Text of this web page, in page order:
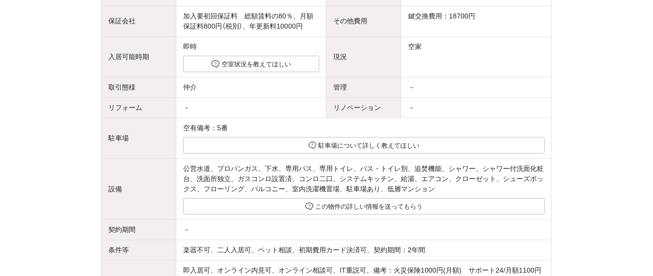
保証会社
加入要初回保証料 総額賃料の80％、月額
保証料800円（税別）、年更新料10000円
その他費用
鍵交換費用：18700円
入居可能時期
即時
空室状況を教えてほしい
現況
空家
取引態様 仲介 管理 －
リフォーム － リノベーション －
駐車場
空有備考：5番
駐車場について詳しく教えてほしい
設備
公営水道、プロパンガス、下水、専用バス、専用トイレ、バス・トイレ別、追焚機能、シャワー、シャワー付洗面化粧
台、洗面所独立、ガスコンロ設置済、コンロ二口、システムキッチン、給湯、エアコン、クローゼット、シューズボッ
クス、フローリング、バルコニー、室内洗濯機置場、駐車場あり、低層マンション
この物件の詳しい情報を送ってもらう
契約期間 －
条件等 楽器不可、二人入居可、ペット相談、初期費用カード決済可、契約期間：2年間
即入居可、オンライン内見可、オンライン相談可、IT重説可、備考：火災保険1000円(月額) サポート24/月額1100円